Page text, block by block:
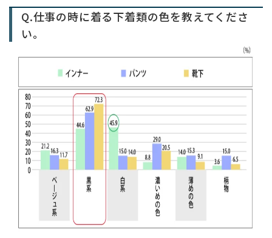
Q.仕事の時に着る下着類の色を教えてくださ
い。